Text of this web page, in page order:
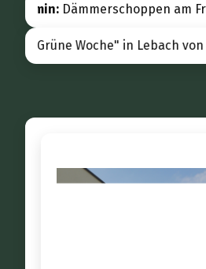
Termin:Dämmerschoppen am
"Grüne Woche" in Lebach von